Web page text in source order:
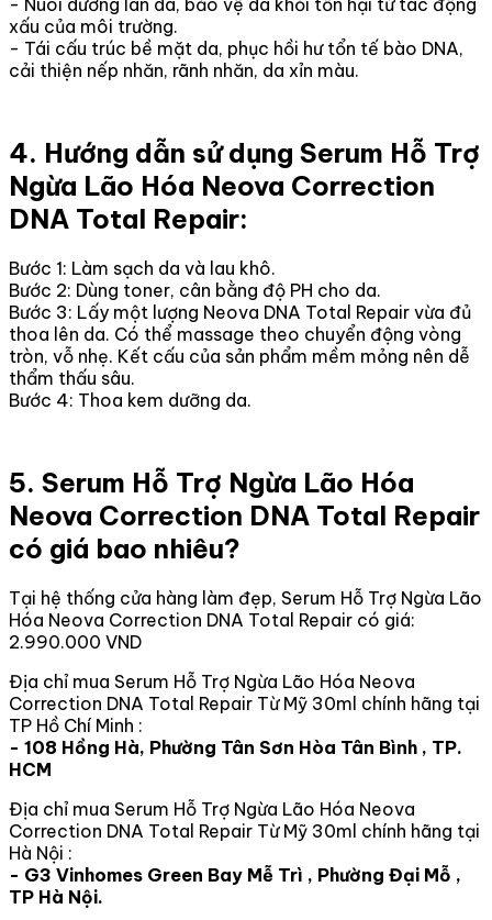
- Nuôi dưỡng làn da, bảo vệ da khỏi tổn hại từ tác động
xấu của môi trường.
- Tái cấu trúc bề mặt da, phục hồi hư tổn tế bào DNA,
cải thiện nếp nhăn, rãnh nhăn, da xỉn màu.
4. Hướng dẫn sử dụng Serum Hỗ Trợ
Ngừa Lão Hóa Neova Correction
DNA Total Repair:
Bước 1: Làm sạch da và lau khô.
Bước 2: Dùng toner, cân bằng độ PH cho da.
Bước 3: Lấy một lượng Neova DNA Total Repair vừa đủ
thoa lên da. Có thể massage theo chuyển động vòng
tròn, vỗ nhẹ. Kết cấu của sản phẩm mềm mỏng nên dễ
thẩm thấu sâu.
Bước 4: Thoa kem dưỡng da.
5. Serum Hỗ Trợ Ngừa Lão Hóa
Neova Correction DNA Total Repair
có giá bao nhiêu?
Tại hệ thống cửa hàng làm đẹp, Serum Hỗ Trợ Ngừa Lão
Hóa Neova Correction DNA Total Repair có giá:
2.990.000 VND
Địa chỉ mua Serum Hỗ Trợ Ngừa Lão Hóa Neova
Correction DNA Total Repair Từ Mỹ 30ml chính hãng tại
TP Hồ Chí Minh :
- 108 Hồng Hà, Phường Tân Sơn Hòa Tân Bình , TP.
HCM
Địa chỉ mua Serum Hỗ Trợ Ngừa Lão Hóa Neova
Correction DNA Total Repair Từ Mỹ 30ml chính hãng tại
Hà Nội :
- G3 Vinhomes Green Bay Mễ Trì , Phường Đại Mỗ ,
TP Hà Nội.